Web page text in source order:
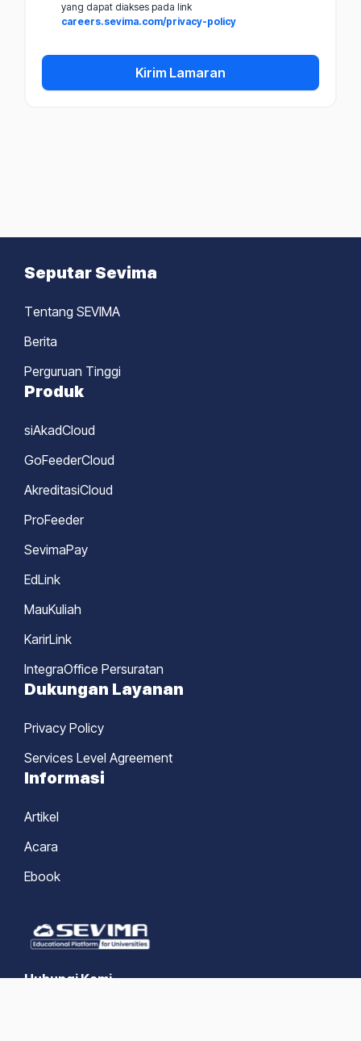
yang dapat diakses pada link
careers.sevima.com/privacy-policy
Kirim Lamaran
Hubungi Kami
Seputar Sevima
Tentang SEVIMA
Berita
Perguruan Tinggi
Produk
siAkadCloud
GoFeederCloud
AkreditasiCloud
ProFeeder
SevimaPay
EdLink
MauKuliah
KarirLink
IntegraOffice Persuratan
Dukungan Layanan
Privacy Policy
Services Level Agreement
Informasi
Artikel
Acara
Ebook